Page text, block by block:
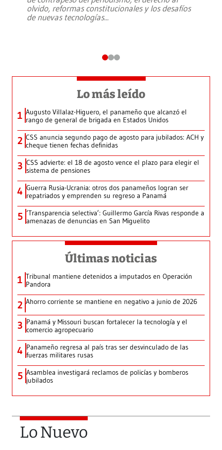
olvido, reformas constitucionales y los desafíos
de nuevas tecnologías...
Lo más leído
1 Augusto Villalaz-Higuero, el panameño que alcanzó el
rango de general de brigada en Estados Unidos
2 CSS anuncia segundo pago de agosto para jubilados: ACH y
cheque tienen fechas definidas
3 CSS advierte: el 18 de agosto vence el plazo para elegir el
sistema de pensiones
4 Guerra Rusia-Ucrania: otros dos panameños logran ser
repatriados y emprenden su regreso a Panamá
5 ‘Transparencia selectiva’: Guillermo García Rivas responde a
amenazas de denuncias en San Miguelito
Últimas noticias
1 Tribunal mantiene detenidos a imputados en Operación
Pandora
2 Ahorro corriente se mantiene en negativo a junio de 2026
3 Panamá y Missouri buscan fortalecer la tecnología y el
comercio agropecuario
4 Panameño regresa al país tras ser desvinculado de las
fuerzas militares rusas
5 Asamblea investigará reclamos de policías y bomberos
jubilados
Lo Nuevo